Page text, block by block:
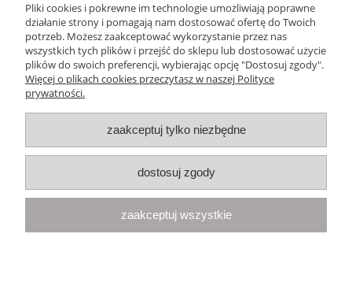
Pomoc
Moje konto
Informacje
O nas
| Olimpijska 8, 86-010 Samociążek, woj. kujawsko-
pomorskie | telefon:668 833 068, e-mail:kontakt@yourspace.pl
Pliki cookies i pokrewne im technologie umożliwiają poprawne
działanie strony i pomagają nam dostosować ofertę do Twoich
potrzeb. Możesz zaakceptować wykorzystanie przez nas
wszystkich tych plików i przejść do sklepu lub dostosować użycie
plików do swoich preferencji, wybierając opcję "Dostosuj zgody".
Więcej o plikach cookies przeczytasz w naszej Polityce
prywatności.
zaakceptuj tylko niezbędne
dostosuj zgody
zaakceptuj wszystkie